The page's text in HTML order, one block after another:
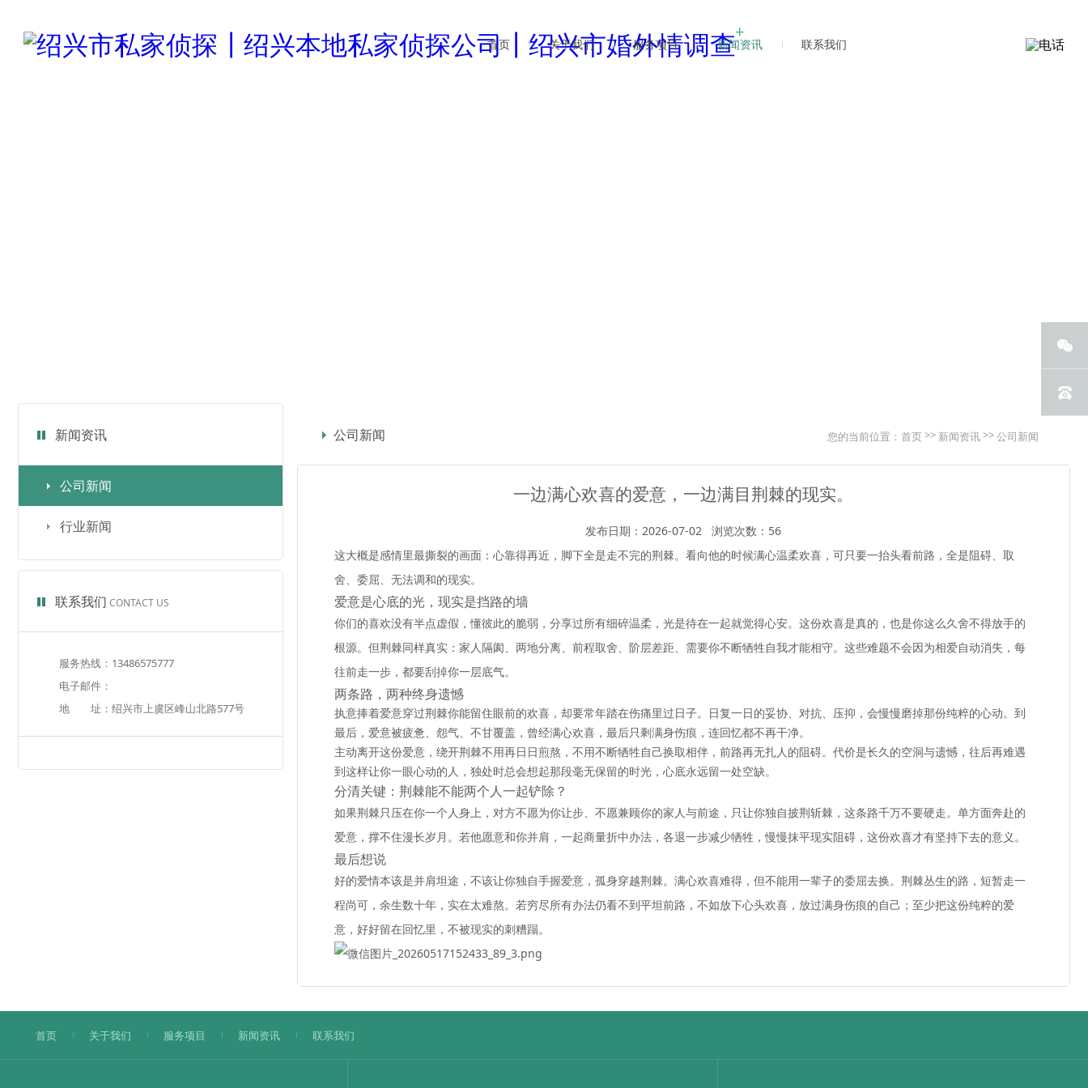
首页 关于我们 服务项目 新闻资讯 联系我们
新闻资讯
公司新闻
行业新闻
联系我们 CONTACT US
服务热线：13486575777
电子邮件：
地 址：绍兴市上虞区峰山北路577号
公司新闻 您的当前位置： 首页>> 新闻资讯>>公司新闻
一边满心欢喜的爱意，一边满目荆棘的现实。
发布日期：2026-07-02
浏览次数：56
这大概是感情里最撕裂的画面：心靠得再近，脚下全是走不完的荆棘。看向他的时候满心温柔欢喜，可只要一抬头看前路，全是阻碍、取
舍、委屈、无法调和的现实。
爱意是心底的光，现实是挡路的墙
你们的喜欢没有半点虚假，懂彼此的脆弱，分享过所有细碎温柔，光是待在一起就觉得心安。这份欢喜是真的，也是你这么久舍不得放手的
根源。但荆棘同样真实：家人隔阂、两地分离、前程取舍、阶层差距、需要你不断牺牲自我才能相守。这些难题不会因为相爱自动消失，每
往前走一步，都要刮掉你一层底气。
两条路，两种终身遗憾
执意捧着爱意穿过荆棘你能留住眼前的欢喜，却要常年踏在伤痛里过日子。日复一日的妥协、对抗、压抑，会慢慢磨掉那份纯粹的心动。到
最后，爱意被疲惫、怨气、不甘覆盖，曾经满心欢喜，最后只剩满身伤痕，连回忆都不再干净。
主动离开这份爱意，绕开荆棘不用再日日煎熬，不用不断牺牲自己换取相伴，前路再无扎人的阻碍。代价是长久的空洞与遗憾，往后再难遇
到这样让你一眼心动的人，独处时总会想起那段毫无保留的时光，心底永远留一处空缺。
分清关键：荆棘能不能两个人一起铲除？
如果荆棘只压在你一个人身上，对方不愿为你让步、不愿兼顾你的家人与前途，只让你独自披荆斩棘，这条路千万不要硬走。单方面奔赴的
爱意，撑不住漫长岁月。若他愿意和你并肩，一起商量折中办法，各退一步减少牺牲，慢慢抹平现实阻碍，这份欢喜才有坚持下去的意义。
最后想说
好的爱情本该是并肩坦途，不该让你独自手握爱意，孤身穿越荆棘。满心欢喜难得，但不能用一辈子的委屈去换。荆棘丛生的路，短暂走一
程尚可，余生数十年，实在太难熬。若穷尽所有办法仍看不到平坦前路，不如放下心头欢喜，放过满身伤痕的自己；至少把这份纯粹的爱
意，好好留在回忆里，不被现实的刺糟蹋。
首页 关于我们 服务项目 新闻资讯 联系我们